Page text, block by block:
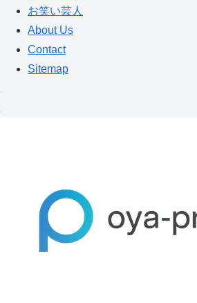
お笑い芸人
About Us
Contact
Sitemap